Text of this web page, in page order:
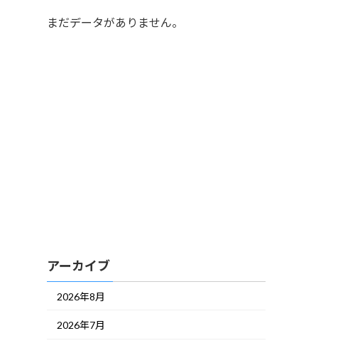
まだデータがありません。
アーカイブ
2026年8月
2026年7月